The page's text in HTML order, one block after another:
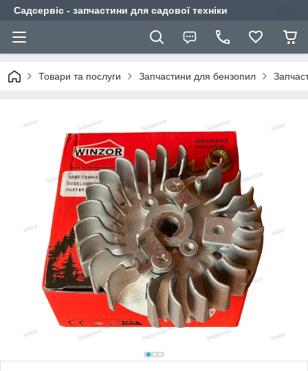
Садсервіс - запчастини для садової техніки
Товари та послуги Запчастини для бензопил